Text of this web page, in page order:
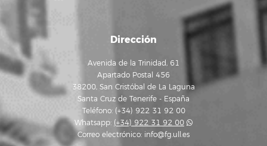
Dirección
Avenida de la Trinidad, 61
Apartado Postal 456
38200, San Cristóbal de La Laguna
Santa Cruz de Tenerife - España
Teléfono: (+34) 922 31 92 00
Whatsapp: (+34) 922 31 92 00
Correo electrónico: info@fg.ull.es